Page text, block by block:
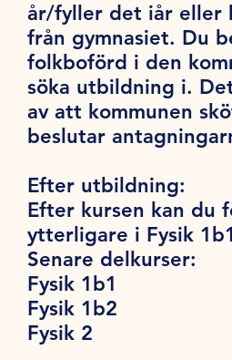
år/fyller det iår eller
från gymnasiet. Du
folkboförd i den
söka utbildning i.
av att kommunen
beslutar
Efter utbildning:
Efter kursen kan du
ytterligare i Fysik
Senare delkurser:
Fysik 1b1
Fysik 1b2
Fysik 2